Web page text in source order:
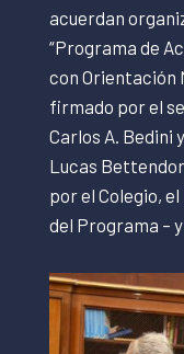
acuerdan
“Programa de
con Orientación
firmado por el
Carlos A. Bedini
Lucas
por el Colegio,
del Programa –